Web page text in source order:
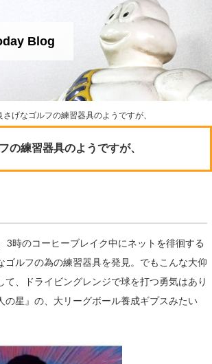
Blog
さげなゴルフの練習器具のようですが、
の練習器具のようですが、
3時のコーヒーブレイク中にネットを徘徊する
ゴルフの為の練習器具を発見。でもこんな大仰
て、ドライビングレンジで球を打つ勇気はあり
の星』の、大リーグボール養成ギプスみたい